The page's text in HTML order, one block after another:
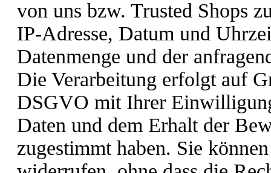
von uns bzw. Trusted Shops
IP-Adresse, Datum und
Datenmenge und der
Die Verarbeitung erfolgt auf
DSGVO mit Ihrer
Daten und dem Erhalt der
zugestimmt haben. Sie